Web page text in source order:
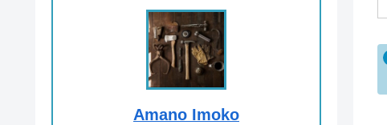
Amano Imoko